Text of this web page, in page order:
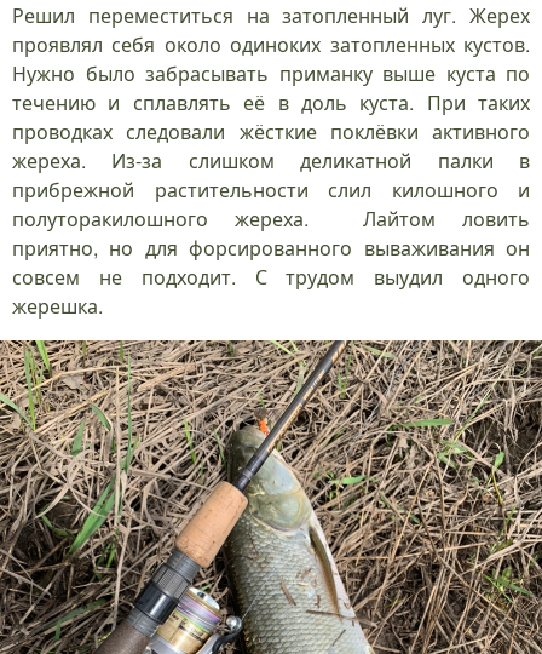
Решил переместиться на затопленный луг. Жерех
проявлял себя около одиноких затопленных кустов.
Нужно было забрасывать приманку выше куста по
течению и сплавлять её в доль куста. При таких
проводках следовали жёсткие поклёвки активного
жереха. Из-за слишком деликатной палки в
прибрежной растительности слил килошного и
полуторакилошного жереха. Лайтом ловить
приятно, но для форсированного вываживания он
совсем не подходит. С трудом выудил одного
жерешка.